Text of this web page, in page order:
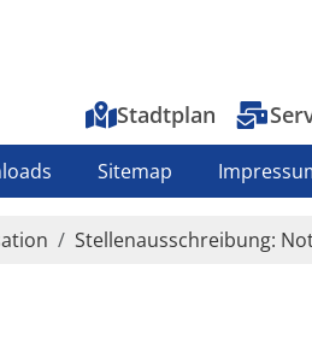
Top-Menu
Stadtplan
Sitemap
Stellenausschreibung: